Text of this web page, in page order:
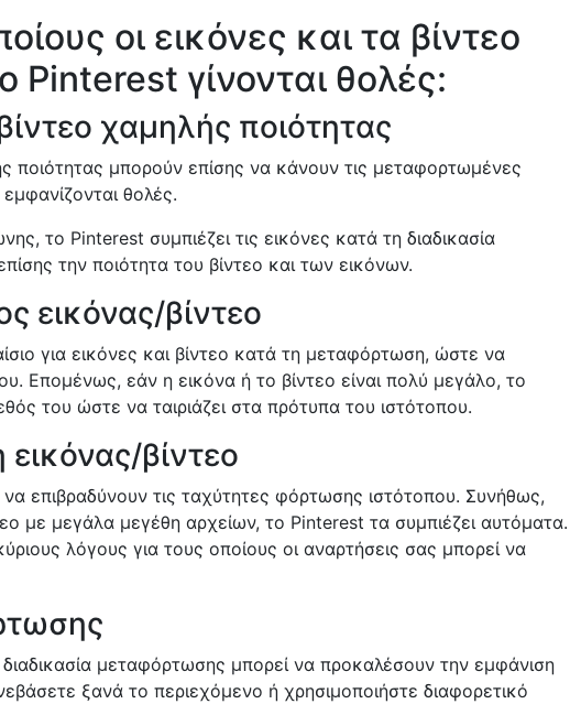
οι εικόνες και τα βίντεο
Pinterest γίνονται θολές:
χαμηλής ποιότητας
ποιότητας μπορούν επίσης να κάνουν τις μεταφορτωμένες
θολές.
το Pinterest συμπιέζει τις εικόνες κατά τη διαδικασία
την ποιότητα του βίντεο και των εικόνων.
εικόνας/βίντεο
για εικόνες και βίντεο κατά τη μεταφόρτωση, ώστε να
Επομένως, εάν η εικόνα ή το βίντεο είναι πολύ μεγάλο, το
του ώστε να ταιριάζει στα πρότυπα του ιστότοπου.
βίντεο
επιβραδύνουν τις ταχύτητες φόρτωσης ιστότοπου. Συνήθως,
με μεγάλα μεγέθη αρχείων, το Pinterest τα συμπιέζει αυτόματα.
λόγους για τους οποίους οι αναρτήσεις σας μπορεί να
μεταφόρτωσης μπορεί να προκαλέσουν την εμφάνιση
ξανά το περιεχόμενο ή χρησιμοποιήστε διαφορετικό